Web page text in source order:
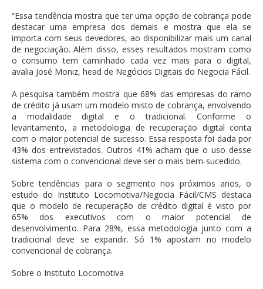
“Essa tendência mostra que ter uma opção de cobrança pode
destacar uma empresa dos demais e mostra que ela se
importa com seus devedores, ao disponibilizar mais um canal
de negociação. Além disso, esses resultados mostram como
o consumo tem caminhado cada vez mais para o digital,
avalia José Moniz, head de Negócios Digitais do Negocia Fácil.
A pesquisa também mostra que 68% das empresas do ramo
de crédito já usam um modelo misto de cobrança, envolvendo
a modalidade digital e o tradicional. Conforme o
levantamento, a metodologia de recuperação digital conta
com o maior potencial de sucesso. Essa resposta foi dada por
43% dos entrevistados. Outros 41% acham que o uso desse
sistema com o convencional deve ser o mais bem-sucedido.
Sobre tendências para o segmento nos próximos anos, o
estudo do Instituto Locomotiva/Negocia Fácil/CMS destaca
que o modelo de recuperação de crédito digital é visto por
65% dos executivos com o maior potencial de
desenvolvimento. Para 28%, essa metodologia junto com a
tradicional deve se expandir. Só 1% apostam no modelo
convencional de cobrança.
Sobre o Instituto Locomotiva